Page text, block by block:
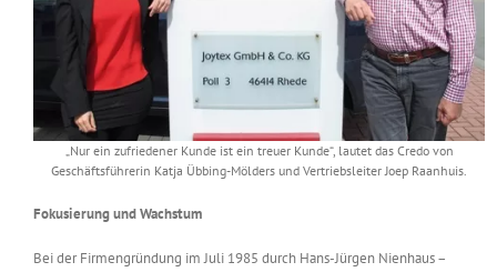
„Nur ein zufriedener Kunde ist ein treuer Kunde“, lautet das Credo von
Geschäftsführerin Katja Übbing-Mölders und Vertriebsleiter Joep Raanhuis.
Fokusierung und Wachstum
Bei der Firmengründung im Juli 1985 durch Hans-Jürgen Nienhaus –